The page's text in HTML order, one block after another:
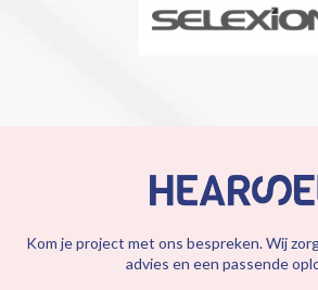
Kom je project met ons bespreken. Wij
advies en een passende